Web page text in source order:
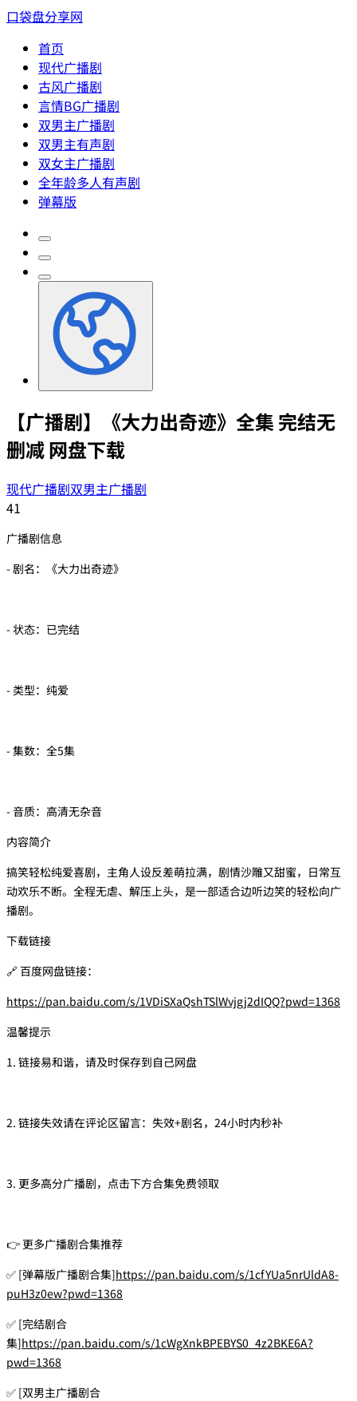
口袋盘分享网
首页
现代广播剧
古风广播剧
言情BG广播剧
双男主广播剧
双男主有声剧
双女主广播剧
全年龄多人有声剧
弹幕版
【广播剧】《大力出奇迹》全集 完结无
删减 网盘下载
现代广播剧双男主广播剧
41
广播剧信息
- 剧名：《大力出奇迹》
- 状态：已完结
- 类型：纯爱
- 集数：全5集
- 音质：高清无杂音
内容简介
搞笑轻松纯爱喜剧，主角人设反差萌拉满，剧情沙雕又甜蜜，日常互
动欢乐不断。全程无虐、解压上头，是一部适合边听边笑的轻松向广
播剧。
下载链接
🔗 百度网盘链接：
https://pan.baidu.com/s/1VDiSXaQshTSlWvjgj2dIQQ?pwd=1368
温馨提示
1. 链接易和谐，请及时保存到自己网盘
2. 链接失效请在评论区留言：失效+剧名，24小时内秒补
3. 更多高分广播剧，点击下方合集免费领取
👉 更多广播剧合集推荐
✅ [弹幕版广播剧合集]https://pan.baidu.com/s/1cfYUa5nrUldA8-
puH3z0ew?pwd=1368
✅ [完结剧合
集]https://pan.baidu.com/s/1cWgXnkBPEBYS0_4z2BKE6A?
pwd=1368
✅ [双男主广播剧合